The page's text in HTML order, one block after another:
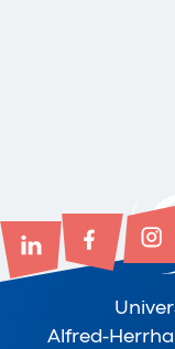
Alfred-